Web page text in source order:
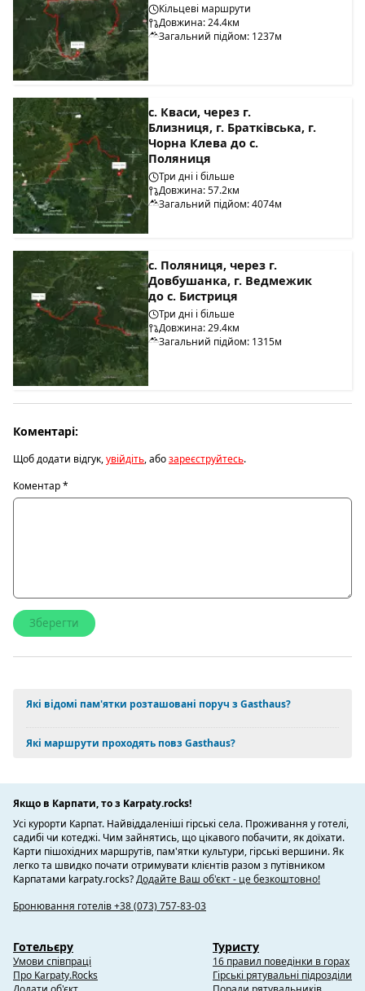
Кільцеві маршрути
Довжина: 24.4км
Загальний підйом: 1237м
с. Кваси, через г.
Близниця, г. Братківська, г.
Чорна Клева до с.
Поляниця
Три дні і більше
Довжина: 57.2км
Загальний підйом: 4074м
с. Поляниця, через г.
Довбушанка, г. Ведмежик
до с. Бистриця
Три дні і більше
Довжина: 29.4км
Загальний підйом: 1315м
Коментарі:
Щоб додати відгук,увійдіть, абозареєструйтесь.
Коментар*
Які відомі пам'ятки розташовані поруч з Gasthaus?
Які маршрути проходять повз Gasthaus?
Якщо в Карпати, то з Karpaty.rocks!
Усі курорти Карпат. Найвіддаленіші гірські села. Проживання у готелі,
садибі чи котеджі. Чим зайнятись, що цікавого побачити, як доїхати.
Карти пішохідних маршрутів, пам'ятки культури, гірські вершини. Як
легко та швидко почати отримувати клієнтів разом з путівником
Карпатами karpaty.rocks?Додайте Ваш об'єкт - це безкоштовно!
Бронювання готелів +38 (073) 757-83-03
Готельєру
Умови співпраці
Про Karpaty.Rocks
Туристу
16 правил поведінки в горах
Гірські рятувальні підрозділи